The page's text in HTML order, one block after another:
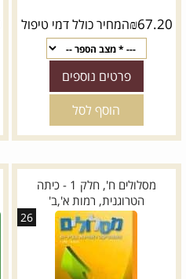
₪67.20 המחיר כולל דמי טיפול
פרטים נוספים
הוסף לסל
מסלולים ח', חלק 1 - כיתה
הטרוגנית, רמות א',ב'
26